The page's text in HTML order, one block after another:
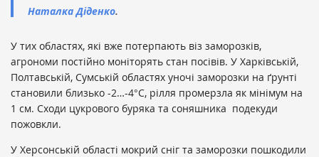
Наталка Діденко.
У тих областях, які вже потерпають віз заморозків,
агрономи постійно моніторять стан посівів. У Харківській,
Полтавській, Сумській областях уночі заморозки на ґрунті
становили близько -2…-4°С, рілля промерзла як мінімум на
1 см. Сходи цукрового буряка та соняшника подекуди
пожовкли.
У Херсонській області мокрий сніг та заморозки пошкодили